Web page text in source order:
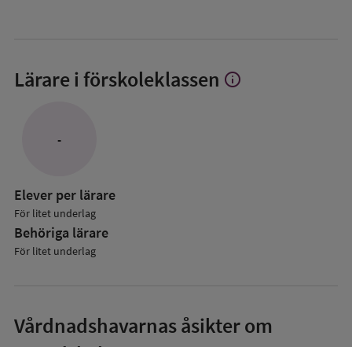
Lärare i förskoleklassen Visa
info
-
Elever per lärare
För litet underlag
Behöriga lärare
För litet underlag
Vårdnadshavarnas åsikter om